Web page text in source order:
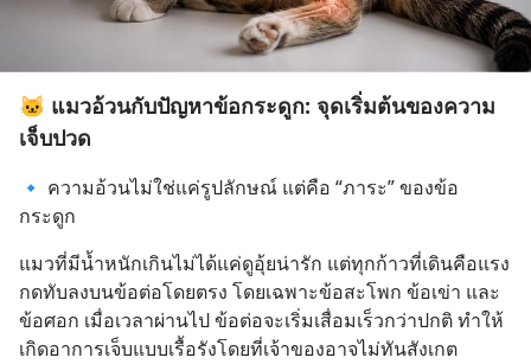
🐱 แมวอ้วนกับปัญหาข้อกระดูก: จุดเริ่มต้นของความ
เจ็บปวด
🔹 ความอ้วนไม่ใช่แค่รูปลักษณ์ แต่คือ “ภาระ” ของข้อ
กระดูก
แมวที่มีน้ำหนักเกินไม่ได้แค่ดูอุ้ยน่ารัก แต่ทุกก้าวที่เดินคือแรง
กดทับลงบนข้อต่อโดยตรง โดยเฉพาะข้อสะโพก ข้อเข่า และ
ข้อศอก เมื่อเวลาผ่านไป ข้อต่อจะเริ่มเสื่อมเร็วกว่าปกติ ทำให้
เกิดอาการเจ็บแบบเรื้อรังโดยที่เจ้าของอาจไม่ทันสังเกต